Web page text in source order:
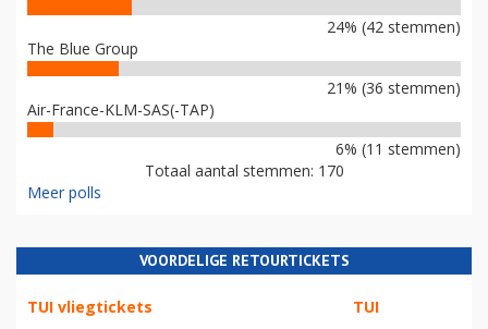
24% (42 stemmen)
The Blue Group
21% (36 stemmen)
Air-France-KLM-SAS(-TAP)
6% (11 stemmen)
Totaal aantal stemmen: 170
Meer polls
VOORDELIGE RETOURTICKETS
TUI vliegtickets TUI